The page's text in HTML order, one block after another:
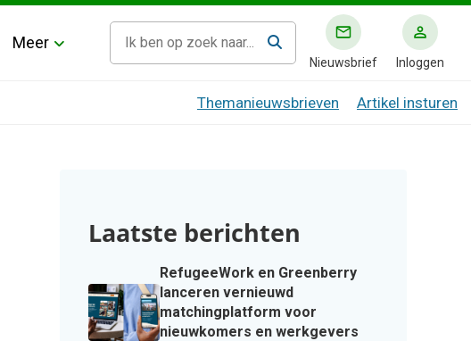
Meer
Nieuwsbrief Inloggen
Themanieuwsbrieven Artikel insturen
Laatste berichten
RefugeeWork en Greenberry
lanceren vernieuwd
matchingplatform voor
nieuwkomers en werkgevers